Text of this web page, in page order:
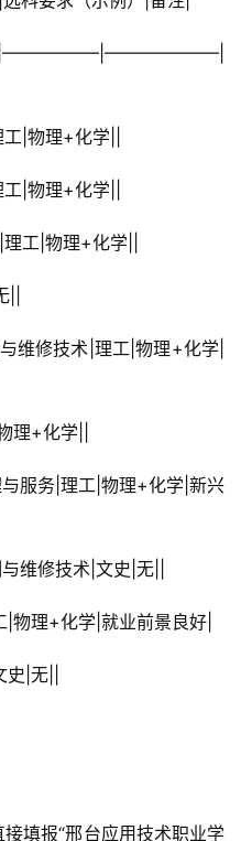
|物理+化学||
|物理+化学||
工|物理+化学||
理+化学||
维修技术|文史|无||
物理+化学|就业前景良好|
|无||
接填报“邢台应用技术职业学